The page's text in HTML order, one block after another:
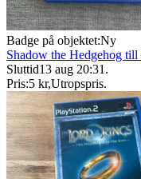
Badge på objektet:Ny
Shadow the Hedgehog
Sluttid13 aug 20:31 .
Pris:5 kr,Utropspris.